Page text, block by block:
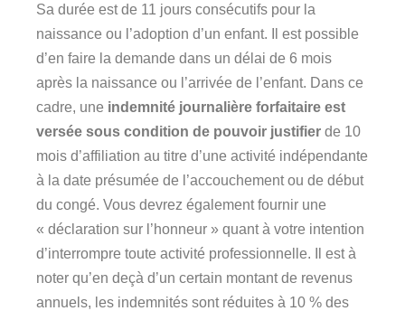
Sa durée est de 11 jours consécutifs pour la
naissance ou l’adoption d’un enfant. Il est possible
d’en faire la demande dans un délai de 6 mois
après la naissance ou l’arrivée de l’enfant. Dans ce
cadre, une indemnité journalière forfaitaire est
versée sous condition de pouvoir justifier de 10
mois d’affiliation au titre d’une activité indépendante
à la date présumée de l’accouchement ou de début
du congé. Vous devrez également fournir une
« déclaration sur l’honneur » quant à votre intention
d’interrompre toute activité professionnelle. Il est à
noter qu’en deçà d’un certain montant de revenus
annuels, les indemnités sont réduites à 10 % des